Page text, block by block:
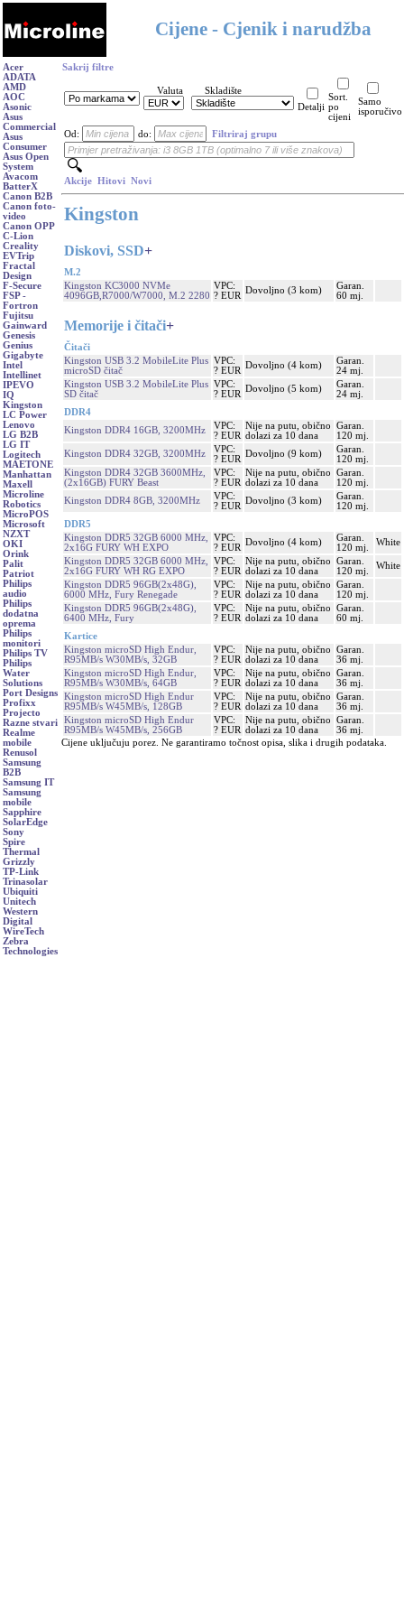
Cijene - Cjenik i narudžba
Acer
ADATA
AMD
AOC
Asonic
Asus
Commercial
Asus
Consumer
Asus Open
System
Avacom
BatterX
Canon B2B
Canon foto-
video
Canon OPP
C-Lion
Creality
EVTrip
Fractal
Design
F-Secure
FSP -
Fortron
Fujitsu
Gainward
Genesis
Genius
Gigabyte
Intel
Intellinet
IPEVO
IQ
Kingston
LC Power
Lenovo
LG B2B
LG IT
Logitech
MAETONE
Manhattan
Maxell
Microline
Robotics
MicroPOS
Microsoft
NZXT
OKI
Orink
Palit
Patriot
Philips
audio
Philips
dodatna
oprema
Philips
monitori
Philips TV
Philips
Water
Solutions
Port Designs
Profixx
Projecto
Razne stvari
Realme
mobile
Renusol
Samsung
B2B
Samsung IT
Samsung
mobile
Sapphire
SolarEdge
Sony
Spire
Thermal
Grizzly
TP-Link
Trinasolar
Ubiquiti
Unitech
Western
Digital
WireTech
Zebra
Technologies
Sakrij filtre
Valuta
Skladište
Detalji
Sort.
po
cijeni
Samo
isporučivo
Od: do: Filtriraj grupu
Akcije Hitovi Novi
Kingston
Diskovi, SSD+
M.2
Kingston KC3000 NVMe
4096GB,R7000/W7000, M.2 2280
VPC:
? EUR
Dovoljno (3 kom)
Garan.
60 mj.
Memorije i čitači+
Čitači
Kingston USB 3.2 MobileLite Plus
microSD čitač
VPC:
? EUR
Dovoljno (4 kom)
Garan.
24 mj.
Kingston USB 3.2 MobileLite Plus
SD čitač
VPC:
? EUR
Dovoljno (5 kom)
Garan.
24 mj.
DDR4
Kingston DDR4 16GB, 3200MHz
VPC:
? EUR
Nije na putu, obično
dolazi za 10 dana
Garan.
120 mj.
Kingston DDR4 32GB, 3200MHz
VPC:
? EUR
Dovoljno (9 kom)
Garan.
120 mj.
Kingston DDR4 32GB 3600MHz,
(2x16GB) FURY Beast
VPC:
? EUR
Nije na putu, obično
dolazi za 10 dana
Garan.
120 mj.
Kingston DDR4 8GB, 3200MHz
VPC:
? EUR
Dovoljno (3 kom)
Garan.
120 mj.
DDR5
Kingston DDR5 32GB 6000 MHz,
2x16G FURY WH EXPO
VPC:
? EUR
Dovoljno (4 kom)
Garan.
120 mj.
White
Kingston DDR5 32GB 6000 MHz,
2x16G FURY WH RG EXPO
VPC:
? EUR
Nije na putu, obično
dolazi za 10 dana
Garan.
120 mj.
White
Kingston DDR5 96GB(2x48G),
6000 MHz, Fury Renegade
VPC:
? EUR
Nije na putu, obično
dolazi za 10 dana
Garan.
120 mj.
Kingston DDR5 96GB(2x48G),
6400 MHz, Fury
VPC:
? EUR
Nije na putu, obično
dolazi za 10 dana
Garan.
60 mj.
Kartice
Kingston microSD High Endur,
R95MB/s W30MB/s, 32GB
VPC:
? EUR
Nije na putu, obično
dolazi za 10 dana
Garan.
36 mj.
Kingston microSD High Endur,
R95MB/s W30MB/s, 64GB
VPC:
? EUR
Nije na putu, obično
dolazi za 10 dana
Garan.
36 mj.
Kingston microSD High Endur
R95MB/s W45MB/s, 128GB
VPC:
? EUR
Nije na putu, obično
dolazi za 10 dana
Garan.
36 mj.
Kingston microSD High Endur
R95MB/s W45MB/s, 256GB
VPC:
? EUR
Nije na putu, obično
dolazi za 10 dana
Garan.
36 mj.
Cijene uključuju porez. Ne garantiramo točnost opisa, slika i drugih podataka.